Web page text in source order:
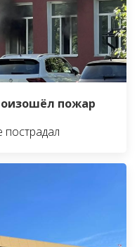
пожар
пострадал